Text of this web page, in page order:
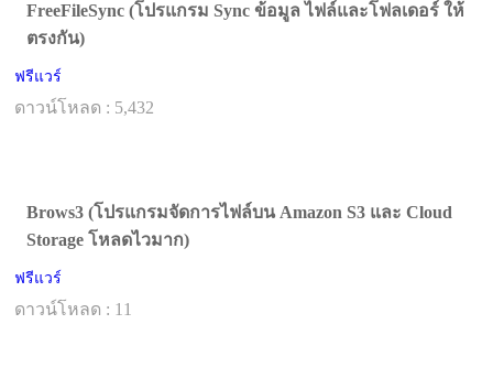
FreeFileSync (โปรแกรม Sync ข้อมูล ไฟล์และโฟลเดอร์ ให้
ตรงกัน)
ฟรีแวร์
ดาวน์โหลด : 5,432
Brows3 (โปรแกรมจัดการไฟล์บน Amazon S3 และ Cloud
Storage โหลดไวมาก)
ฟรีแวร์
ดาวน์โหลด : 11